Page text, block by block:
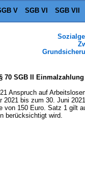
V SGB VI SGB VII
70 SGB II
Anspruch auf
bis zum 30. Juni
von 150 Euro. Satz 1
berücksichtigt wird.